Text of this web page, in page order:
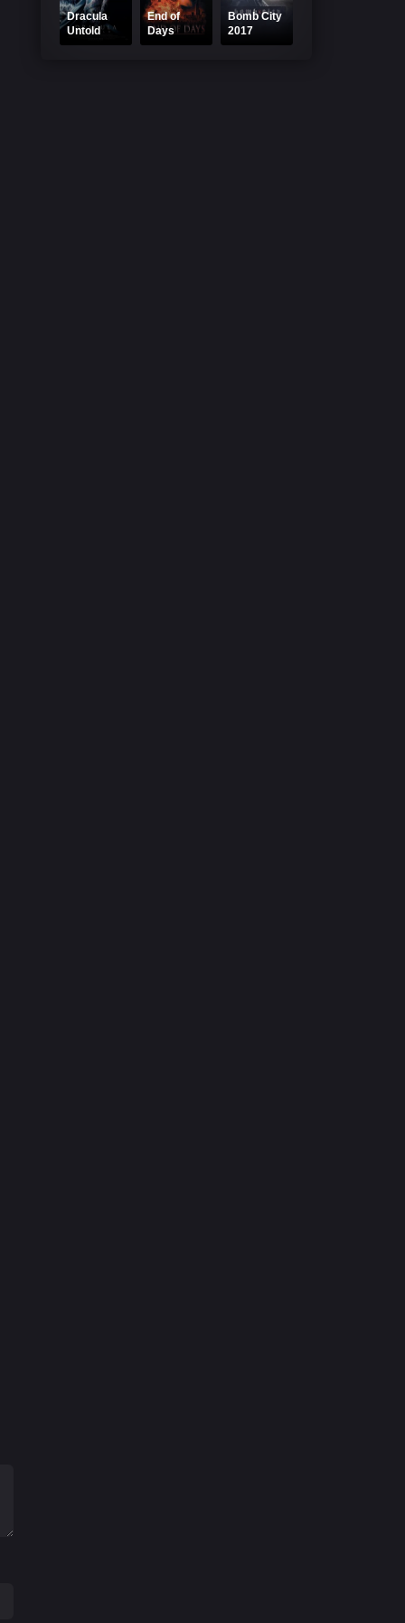
Dracula
Untold
Online
End of
Days
Online
Bomb City
2017
Online